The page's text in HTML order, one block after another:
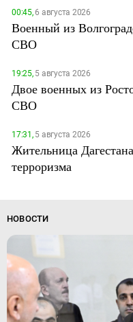
00:45,6 августа 2026
Военный из
СВО
19:25,5 августа 2026
Двое военных из
СВО
17:31,5 августа 2026
Жительница
терроризма
НОВОСТИ